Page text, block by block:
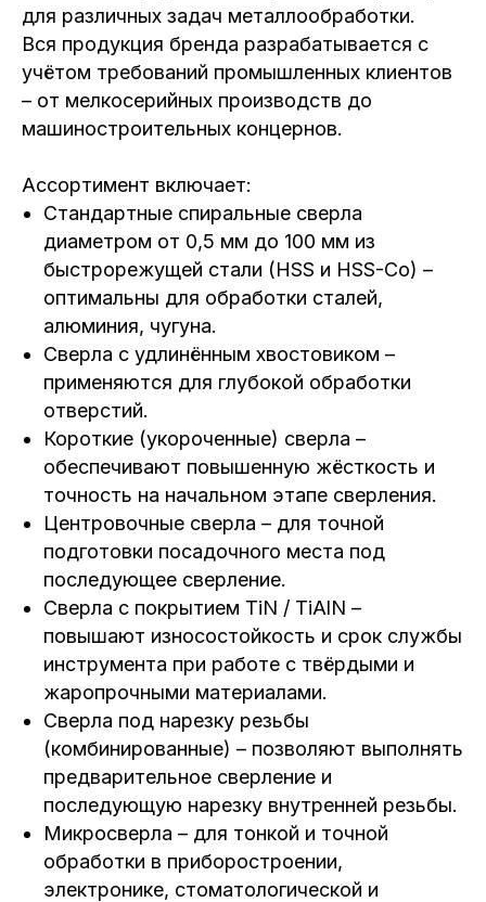
для различных задач металлообработки.
Вся продукция бренда разрабатывается с
учётом требований промышленных клиентов
– от мелкосерийных производств до
машиностроительных концернов.
Ассортимент включает:
Стандартные спиральные сверла
диаметром от 0,5 мм до 100 мм из
быстрорежущей стали (HSS и HSS-Co) –
оптимальны для обработки сталей,
алюминия, чугуна.
Сверла с удлинённым хвостовиком –
применяются для глубокой обработки
отверстий.
Короткие (укороченные) сверла –
обеспечивают повышенную жёсткость и
точность на начальном этапе сверления.
Центровочные сверла – для точной
подготовки посадочного места под
последующее сверление.
Сверла с покрытием TiN / TiAlN –
повышают износостойкость и срок службы
инструмента при работе с твёрдыми и
жаропрочными материалами.
Сверла под нарезку резьбы
(комбинированные) – позволяют выполнять
предварительное сверление и
последующую нарезку внутренней резьбы.
Микросверла – для тонкой и точной
обработки в приборостроении,
электронике, стоматологической и